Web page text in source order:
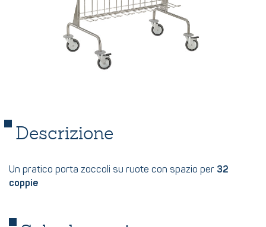
Descrizione
Un pratico porta zoccoli su ruote con spazio per 32
coppie